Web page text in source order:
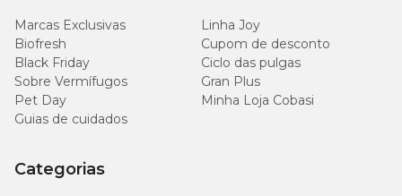
Marcas Exclusivas
Linha Joy
Biofresh
Cupom de desconto
Black Friday
Ciclo das pulgas
Sobre Vermífugos
Gran Plus
Pet Day
Minha Loja Cobasi
Guias de cuidados
Categorias